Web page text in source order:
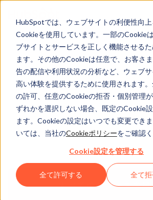
HubSpotでは、ウェブサイトの利便性向
Cookieを使用しています。一部のCookie
ブサイトとサービスを正しく機能させる
ます。その他のCookieは任意で、お客さ
告の配信や利用状況の分析など、ウェブ
高い体験を提供するために使用されます
の許可、任意のCookieの拒否・個別管理
ずれかを選択しない場合、既定のCookie
ます。Cookieの設定はいつでも変更でき
いては、当社のCookieポリシーをご確認く
Cookie設定を管理する
全て許可する 全て
HubSpotノウハ
ダウンロー
HubSpotの無料のお役立ち資料や製
新規見込み客の創出、購買意欲醸成、
ださい。
すべてのリソースを